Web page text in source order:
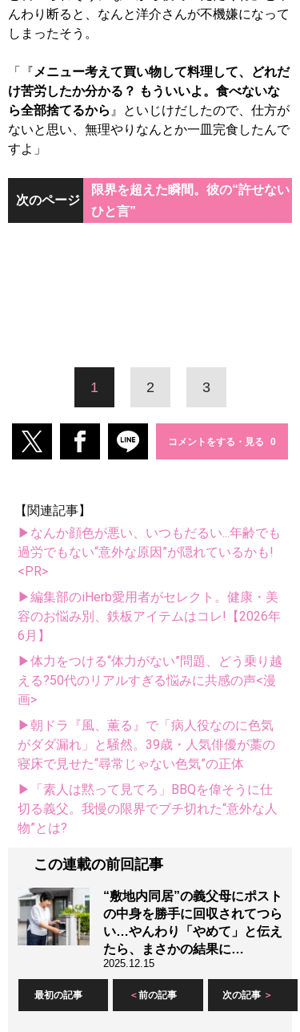
んわり断ると、なんと洋介さんが不機嫌になって
しまったそう。
「『 メニュー考えて買い物して料理して、どれだ
け苦労したか分かる？ もういいよ。食べないな
ら全部捨てるから 』といじけだしたので、仕方が
ないと思い、無理やりなんとか一皿完食したんで
すよ」
次のページ
限界を超えた瞬間。彼の“許せない
ひと言”
1 2 3
コメントをする・見る
【関連記事】
▶なんか顔色が悪い、いつもだるい...年齢でも
過労でもない“意外な原因”が隠れているかも!
<PR>
▶編集部のiHerb愛用者がセレクト。健康・美
容のお悩み別、鉄板アイテムはコレ!【2026年
6月】
▶体力をつける“体力がない”問題、どう乗り越
える?50代のリアルすぎる悩みに共感の声<漫
画>
▶朝ドラ『風、薫る』で「病人役なのに色気
がダダ漏れ」と騒然。39歳・人気俳優が藁の
寝床で見せた“尋常じゃない色気”の正体
▶「素人は黙って見てろ」BBQを偉そうに仕
切る義父。我慢の限界でブチ切れた“意外な人
物”とは?
この連載の前回記事
“敷地内同居”の義父母にポスト
の中身を勝手に回収されてつら
い…やんわり「やめて」と伝え
たら、まさかの結果に…
2025.12.15
最初の記事 前の記事 次の記事